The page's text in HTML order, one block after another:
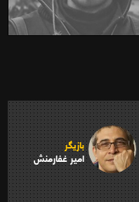
بازیگر
امیر غفارمنش